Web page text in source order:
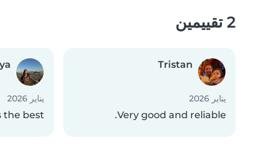
2 تقييمين
Tristan
يناير 2026
Very good and reliable.
يناير 2026
the best